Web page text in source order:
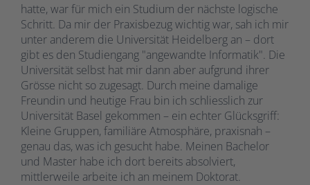
hatte, war für mich ein Studium der nächste logische
Schritt. Da mir der Praxisbezug wichtig war, sah ich mir
unter anderem die Universität Heidelberg an – dort
gibt es den Studiengang "angewandte Informatik". Die
Universität selbst hat mir dann aber aufgrund ihrer
Grösse nicht so zugesagt. Durch meine damalige
Freundin und heutige Frau bin ich schliesslich zur
Universität Basel gekommen – ein echter Glücksgriff:
Kleine Gruppen, familiäre Atmosphäre, praxisnah –
genau das, was ich gesucht habe. Meinen Bachelor
und Master habe ich dort bereits absolviert,
mittlerweile arbeite ich an meinem Doktorat.